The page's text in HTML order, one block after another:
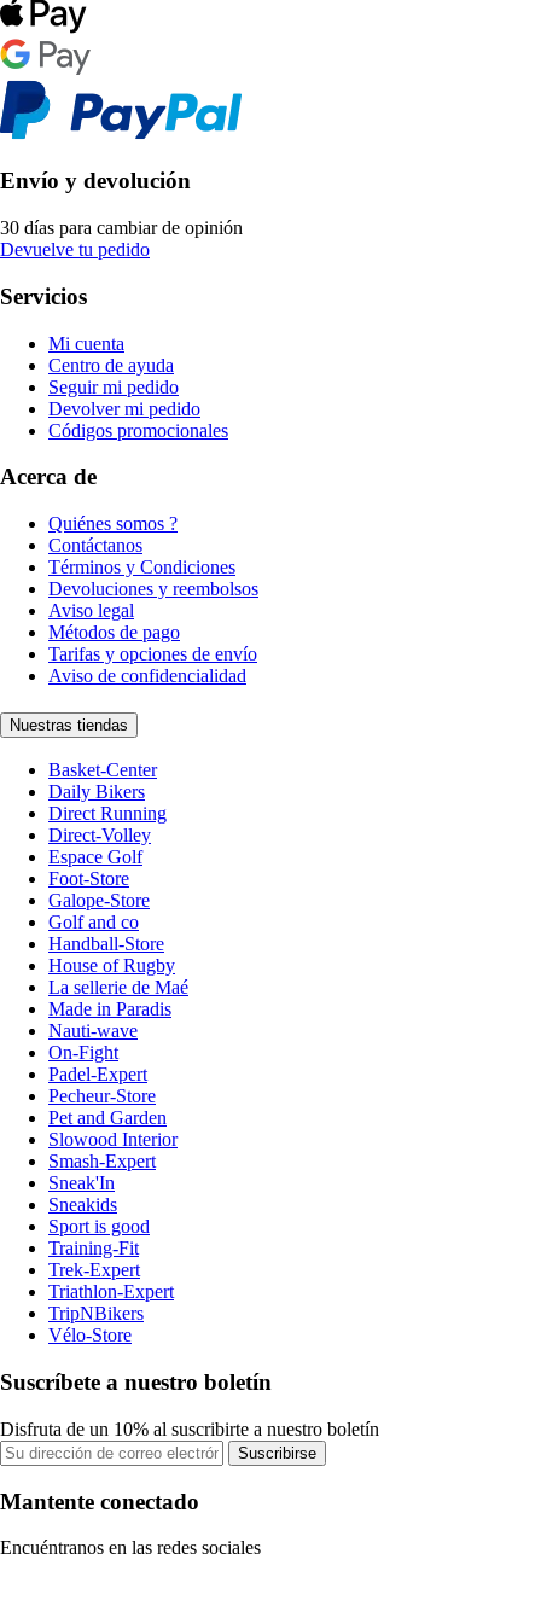
Envío y devolución
30 días para cambiar de opinión
Devuelve tu pedido
Servicios
Mi cuenta
Centro de ayuda
Seguir mi pedido
Devolver mi pedido
Códigos promocionales
Acerca de
Quiénes somos ?
Contáctanos
Términos y Condiciones
Devoluciones y reembolsos
Aviso legal
Métodos de pago
Tarifas y opciones de envío
Aviso de confidencialidad
Nuestras tiendas
Basket-Center
Daily Bikers
Direct Running
Direct-Volley
Espace Golf
Foot-Store
Galope-Store
Golf and co
Handball-Store
House of Rugby
La sellerie de Maé
Made in Paradis
Nauti-wave
On-Fight
Padel-Expert
Pecheur-Store
Pet and Garden
Slowood Interior
Smash-Expert
Sneak'In
Sneakids
Sport is good
Training-Fit
Trek-Expert
Triathlon-Expert
TripNBikers
Vélo-Store
Suscríbete a nuestro boletín
Disfruta de un 10% al suscribirte a nuestro boletín
Suscribirse
Mantente conectado
Encuéntranos en las redes sociales